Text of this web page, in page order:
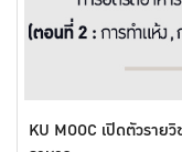
KU MOOC เปิดตัวรา